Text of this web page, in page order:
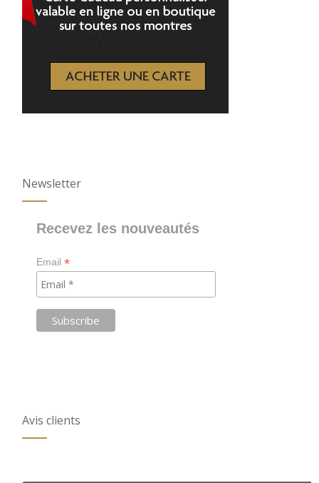
Newsletter
Recevez les nouveautés
Email*
Avis clients